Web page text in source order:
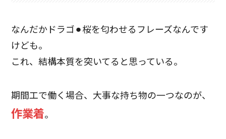
なんだかドラゴ⚫︎桜を匂わせるフレーズなんです
けども。
これ、結構本質を突いてると思っている。
期間工で働く場合、大事な持ち物の一つなのが、
作業着。